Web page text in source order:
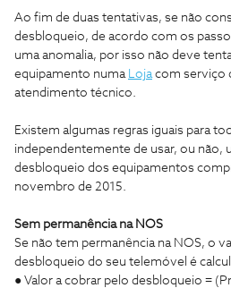
Ao fim de duas tentativas, se não
desbloqueio, de acordo com os
uma anomalia, por isso não deve
equipamento numa Lojacom serviço
atendimento técnico.
Existem algumas regras iguais para
independentemente de usar, ou não,
desbloqueio dos equipamentos
novembro de 2015.
Sem permanência na NOS
Se não tem permanência na NOS, o
desbloqueio do seu telemóvel é
● Valor a cobrar pelo desbloqueio =